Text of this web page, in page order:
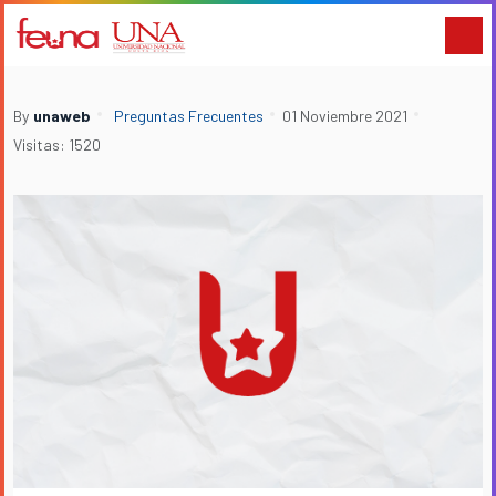
By unaweb Preguntas Frecuentes
01 Noviembre 2021
Visitas: 1520